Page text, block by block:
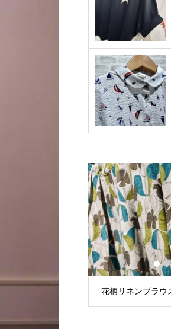
花柄リネンブラウス
1 2